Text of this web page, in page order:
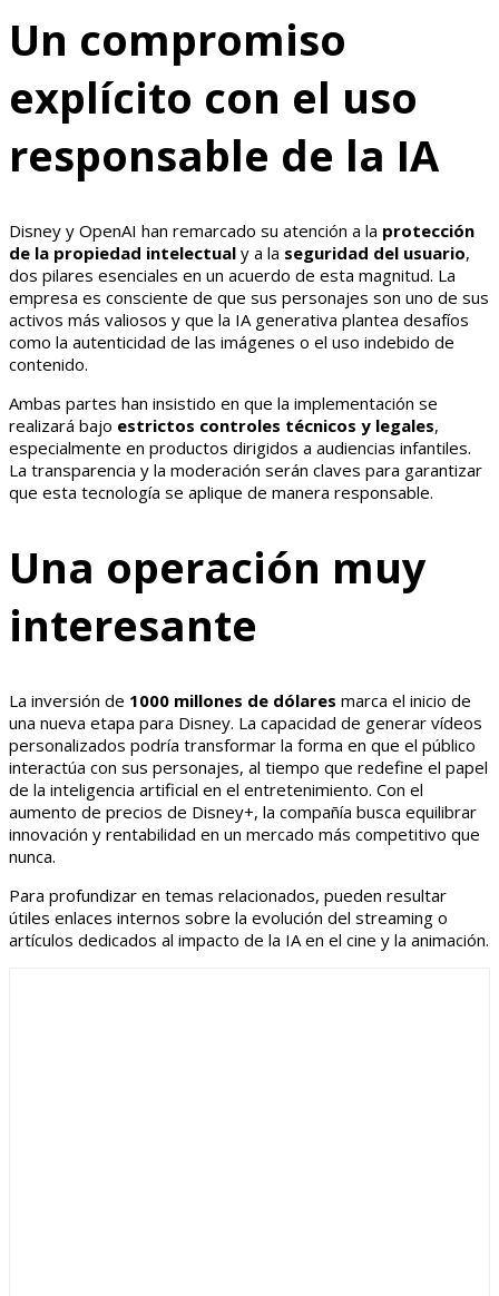
Un compromiso
explícito con el uso
responsable de la IA
Disney y OpenAI han remarcado su atención a la protección
de la propiedad intelectual y a la seguridad del usuario,
dos pilares esenciales en un acuerdo de esta magnitud. La
empresa es consciente de que sus personajes son uno de sus
activos más valiosos y que la IA generativa plantea desafíos
como la autenticidad de las imágenes o el uso indebido de
contenido.
Ambas partes han insistido en que la implementación se
realizará bajo estrictos controles técnicos y legales,
especialmente en productos dirigidos a audiencias infantiles.
La transparencia y la moderación serán claves para garantizar
que esta tecnología se aplique de manera responsable.
Una operación muy
interesante
La inversión de 1000 millones de dólares marca el inicio de
una nueva etapa para Disney. La capacidad de generar vídeos
personalizados podría transformar la forma en que el público
interactúa con sus personajes, al tiempo que redefine el papel
de la inteligencia artificial en el entretenimiento. Con el
aumento de precios de Disney+, la compañía busca equilibrar
innovación y rentabilidad en un mercado más competitivo que
nunca.
Para profundizar en temas relacionados, pueden resultar
útiles enlaces internos sobre la evolución del streaming o
artículos dedicados al impacto de la IA en el cine y la animación.